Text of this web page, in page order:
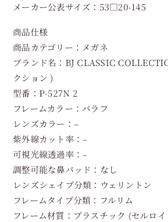
メーカー公表サイズ：53□20-145
商品仕様
商品カテゴリー：メガネ
ブランド名：BJ CLASSIC
クション )
型番：P-527N 2
フレームカラー：バラフ
レンズカラー：–
紫外線カット率：–
可視光線透過率：–
調整可能な鼻パッド：なし
レンズシェイプ分類：ウェリントン
フレームタイプ分類：フルリム
フレーム材質：プラスチック (セルロイ